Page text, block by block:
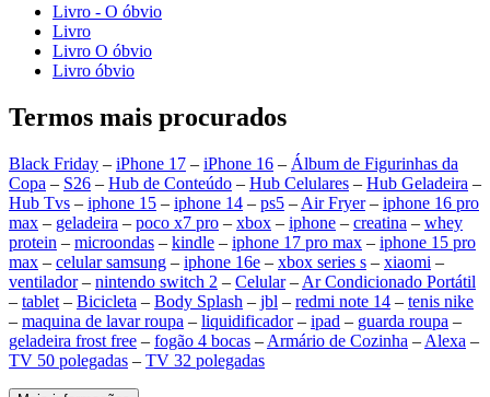
Livro - O óbvio
Livro
Livro O óbvio
Livro óbvio
Termos mais procurados
Black Friday – iPhone 17 – iPhone 16 – Álbum de Figurinhas da
Copa – S26 – Hub de Conteúdo – Hub Celulares – Hub Geladeira –
Hub Tvs – iphone 15 – iphone 14 – ps5 – Air Fryer– iphone 16 pro
max – geladeira – poco x7 pro – xbox – iphone – creatina – whey
protein – microondas – kindle – iphone 17 pro max – iphone 15 pro
max – celular samsung – iphone 16e – xbox series s – xiaomi –
ventilador– nintendo switch 2 – Celular– Ar Condicionado Portátil
– tablet – Bicicleta – Body Splash – jbl – redmi note 14 – tenis nike
– maquina de lavar roupa – liquidificador– ipad – guarda roupa –
geladeira frost free – fogão 4 bocas – Armário de Cozinha – Alexa –
TV 50 polegadas – TV 32 polegadas